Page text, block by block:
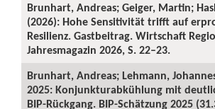
Brunhart, Andreas; Geiger, Martin;
(2026): Hohe Sensitivität trifft auf
Resilienz. Gastbeitrag. Wirtschaft
Jahresmagazin 2026, S. 22–23.
Brunhart, Andreas; Lehmann,
2025: Konjunkturabkühlung mit
BIP-Rückgang. BIP-Schätzung 2025